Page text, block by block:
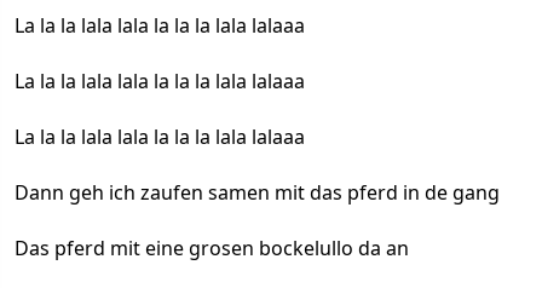
La la la lala lala la la la lala lalaaa
La la la lala lala la la la lala lalaaa
La la la lala lala la la la lala lalaaa
Dann geh ich zaufen samen mit das pferd in de gang
Das pferd mit eine grosen bockelullo da an